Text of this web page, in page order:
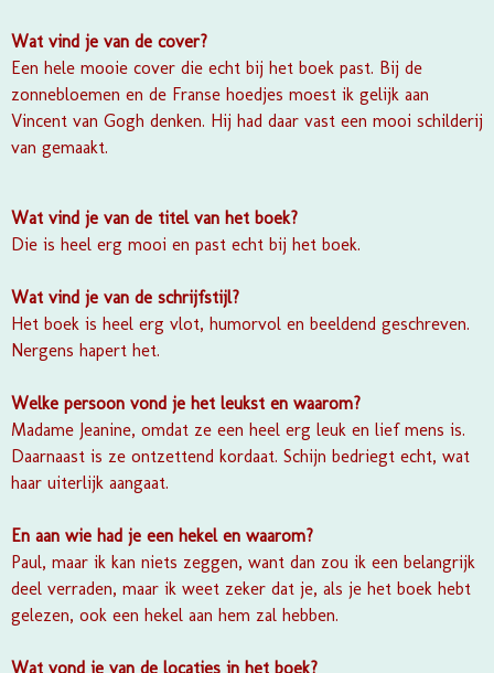
Wat vind je van de cover?
Een hele mooie cover die echt bij het boek past. Bij de
zonnebloemen en de Franse hoedjes moest ik gelijk aan
Vincent van Gogh denken. Hij had daar vast een mooi schilderij
van gemaakt.
Wat vind je van de titel van het boek?
Die is heel erg mooi en past echt bij het boek.
Wat vind je van de schrijfstijl?
Het boek is heel erg vlot, humorvol en beeldend geschreven.
Nergens hapert het.
Welke persoon vond je het leukst en waarom?
Madame Jeanine, omdat ze een heel erg leuk en lief mens is.
Daarnaast is ze ontzettend kordaat. Schijn bedriegt echt, wat
haar uiterlijk aangaat.
En aan wie had je een hekel en waarom?
Paul, maar ik kan niets zeggen, want dan zou ik een belangrijk
deel verraden, maar ik weet zeker dat je, als je het boek hebt
gelezen, ook een hekel aan hem zal hebben.
Wat vond je van de locaties in het boek?